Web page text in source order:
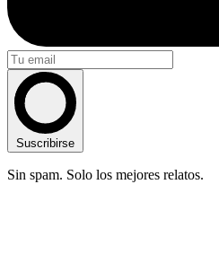
Suscribirse
Sin spam. Solo los mejores relatos.